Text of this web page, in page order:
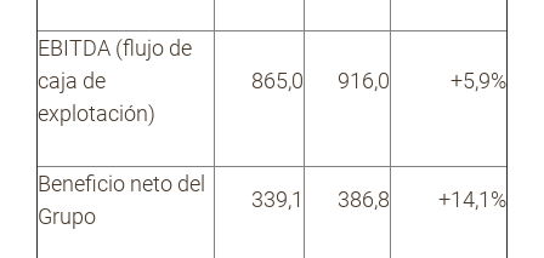
EBITDA (flujo de
caja de
explotación)
865,0 916,0 +5,9%
Beneficio neto del
Grupo
339,1 386,8 +14,1%